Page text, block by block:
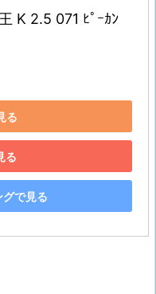
K 2.5 071 ﾋﾟｰｶﾝ
る
る
で見る